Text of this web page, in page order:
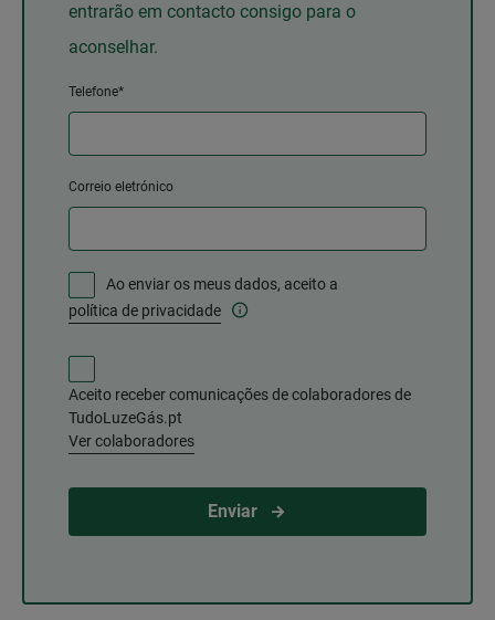
entrarão em contacto consigo para o
aconselhar.
Telefone*
Correio eletrónico
Ao enviar os meus dados, aceito a
política de privacidade
Aceito receber comunicações de colaboradores de
TudoLuzeGás.pt
Ver colaboradores
Enviar